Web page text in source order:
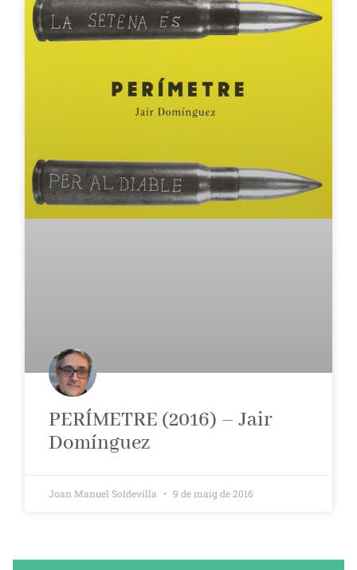
PERÍMETRE (2016) – Jair
Domínguez
Joan Manuel Soldevilla 9 de maig de 2016